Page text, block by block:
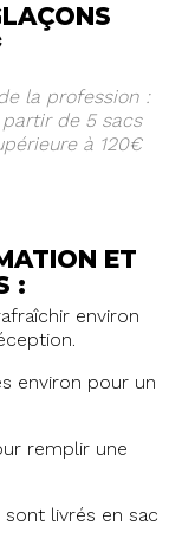
la profession :
de 5 sacs
à 120€
ET
:
environ
environ pour un
remplir une
livrés en sac